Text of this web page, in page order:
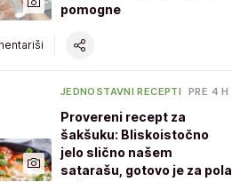
pomogne
JEDNOSTAVNI RECEPTI PRE 4 H
Provereni recept za
šakšuku: Bliskoistočno
jelo slično našem
satarašu, gotovo je za pola